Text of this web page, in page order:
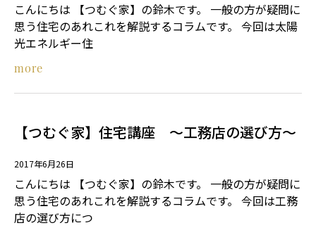
こんにちは 【つむぐ家】の鈴木です。 一般の方が疑問に
思う住宅のあれこれを解説するコラムです。 今回は太陽
光エネルギー住
more
【つむぐ家】住宅講座 ～工務店の選び方～
2017年6月26日
こんにちは 【つむぐ家】の鈴木です。 一般の方が疑問に
思う住宅のあれこれを解説するコラムです。 今回は工務
店の選び方につ